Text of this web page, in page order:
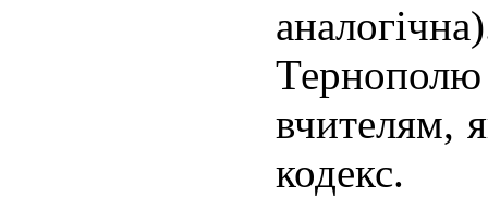
вчителям,
кодекс.